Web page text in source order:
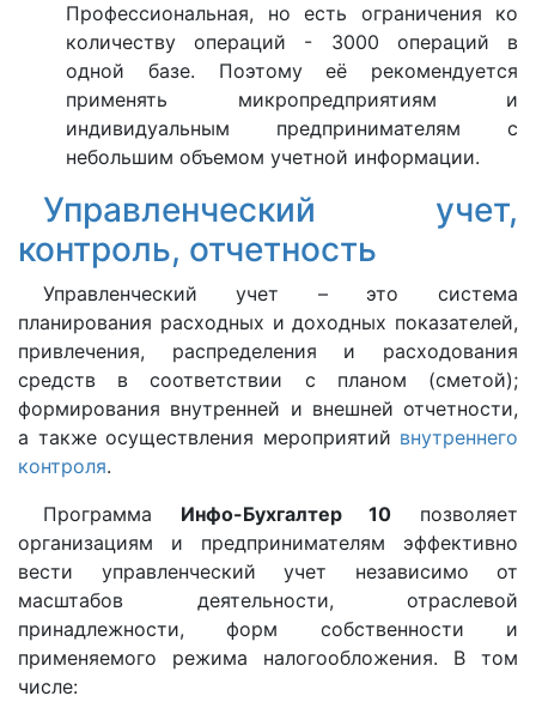
Профессиональная, но есть ограничения ко
количеству операций - 3000 операций в
одной базе. Поэтому её рекомендуется
применять микропредприятиям и
индивидуальным предпринимателям с
небольшим объемом учетной информации.
Управленческий учет,
контроль, отчетность
Управленческий учет – это система
планирования расходных и доходных показателей,
привлечения, распределения и расходования
средств в соответствии с планом (сметой);
формирования внутренней и внешней отчетности,
а также осуществления мероприятий внутреннего
контроля.
Программа Инфо-Бухгалтер 10 позволяет
организациям и предпринимателям эффективно
вести управленческий учет независимо от
масштабов деятельности, отраслевой
принадлежности, форм собственности и
применяемого режима налогообложения. В том
числе: